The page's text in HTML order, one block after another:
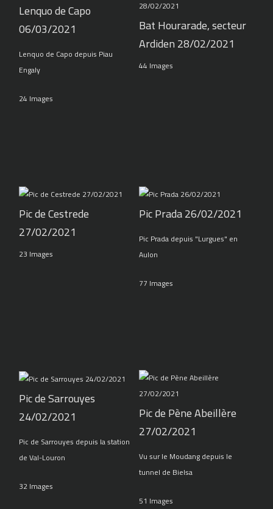
Lenquo de Capo
06/03/2021
Lenquo de Capo depuis Piau
Engaly
24 Images
Bat Hourarade, secteur
Ardiden 28/02/2021
44 Images
Pic de Cestrede
27/02/2021
23 Images
Pic Prada 26/02/2021
Pic Prada depuis "Lurgues" en
Aulon
77 Images
Pic de Sarrouyes
24/02/2021
Pic de Sarrouyes depuis la station
de Val-Louron
32 Images
Pic de Pène Abeillère
27/02/2021
Vu sur le Moudang depuis le
tunnel de Bielsa
51 Images